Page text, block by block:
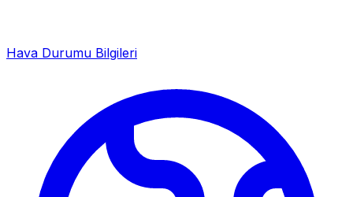
Hava Durumu Bilgileri